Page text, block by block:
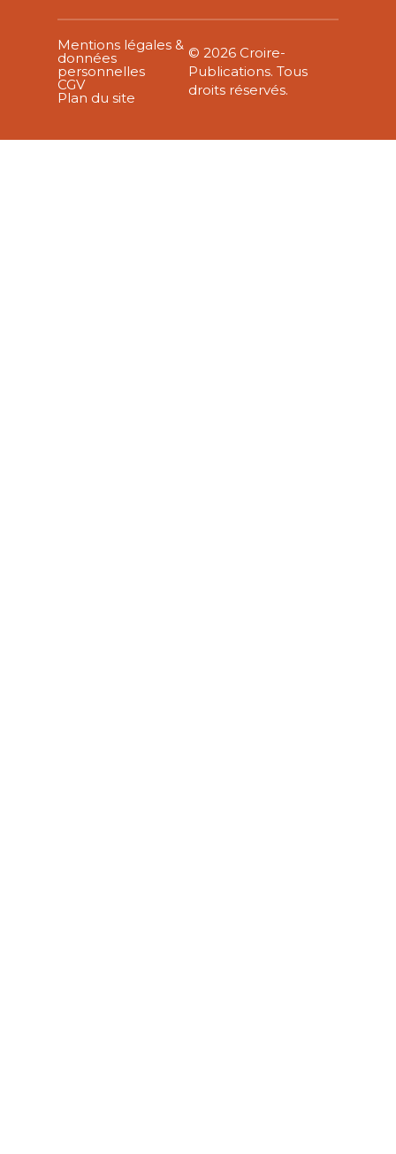
Mentions légales &
données
personnelles
CGV
Plan du site
© 2026 Croire-
Publications. Tous
droits réservés.